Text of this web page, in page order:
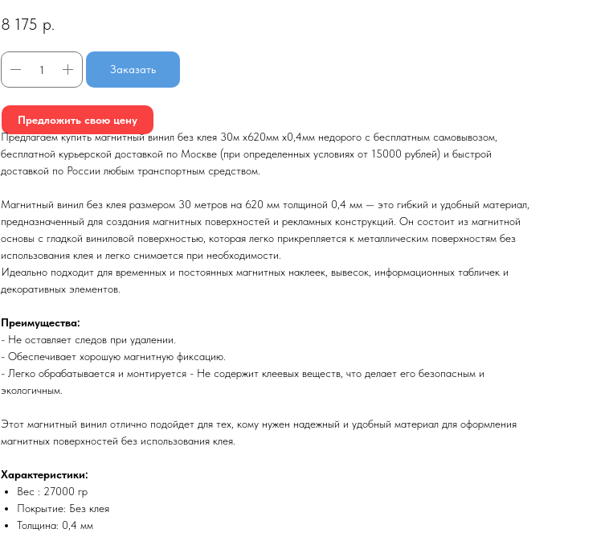
8 175 р.
Заказать
Предложить свою цену
Предлагаем купить магнитный винил без клея 30м х620мм х0,4мм недорого с бесплатным самовывозом,
бесплатной курьерской доставкой по Москве (при определенных условиях от 15000 рублей) и быстрой
доставкой по России любым транспортным средством.
Магнитный винил без клея размером 30 метров на 620 мм толщиной 0,4 мм — это гибкий и удобный материал,
предназначенный для создания магнитных поверхностей и рекламных конструкций. Он состоит из магнитной
основы с гладкой виниловой поверхностью, которая легко прикрепляется к металлическим поверхностям без
использования клея и легко снимается при необходимости.
Идеально подходит для временных и постоянных магнитных наклеек, вывесок, информационных табличек и
декоративных элементов.
Преимущества:
- Не оставляет следов при удалении.
- Обеспечивает хорошую магнитную фиксацию.
- Легко обрабатывается и монтируется - Не содержит клеевых веществ, что делает его безопасным и
экологичным.
Этот магнитный винил отлично подойдет для тех, кому нужен надежный и удобный материал для оформления
магнитных поверхностей без использования клея.
Характеристики:
Вес : 27000 гр
Покрытие: Без клея
Толщина: 0,4 мм